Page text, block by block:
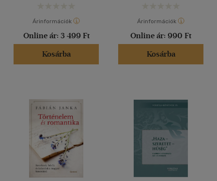
Árinformációk
Online ár: 3 499 Ft
Kosárba
Árinformációk
Online ár: 990 Ft
Kosárba